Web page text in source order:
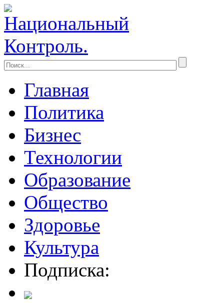
Главная
Политика
Бизнес
Технологии
Образование
Общество
Здоровье
Культура
Подписка: